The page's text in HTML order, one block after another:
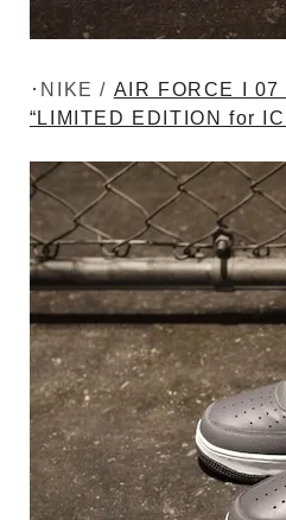
･NIKE / AIR FORCE I
“LIMITED EDITION for